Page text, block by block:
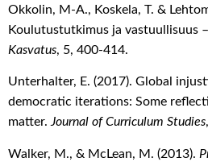
Okkolin, M-A., Koskela, T. &
Koulutustutkimus ja vastuullisuus
Kasvatus, 5, 400-414.
Unterhalter, E. (2017). Global
democratic iterations: Some
matter. Journal of Curriculum Studies
Walker, M., & McLean, M. (2013).